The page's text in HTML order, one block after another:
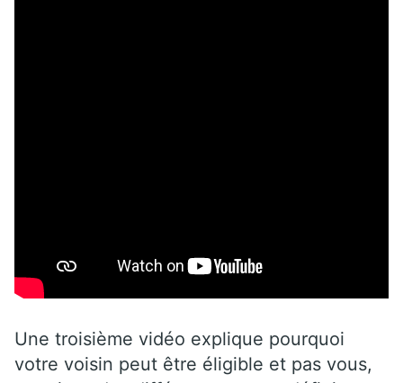
Une troisième vidéo explique pourquoi
votre voisin peut être éligible et pas vous,